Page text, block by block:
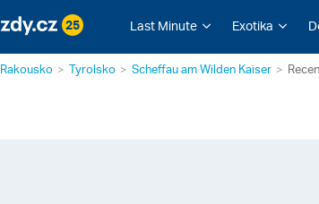
25 Last Minute Exotika
Rakousko Tyrolsko Scheffau am Wilden Kaiser